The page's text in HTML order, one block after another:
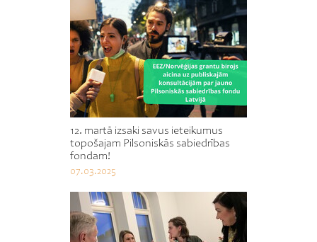
12. martā izsaki savus ieteikumus
topošajam Pilsoniskās sabiedrības
fondam!
07.03.2025